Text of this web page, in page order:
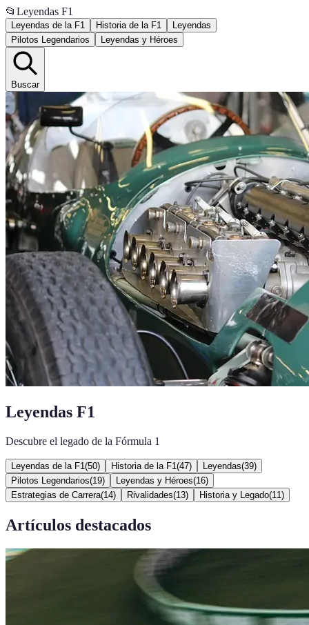
📂 Leyendas F1
Leyendas de la F1 Historia de la F1
Leyendas
Pilotos Legendarios
Leyendas y Héroes
Buscar
Leyendas F1
Descubre el legado de la Fórmula 1
Leyendas de la F1 (50) Historia de la F1 (47) Leyendas(39)
Pilotos Legendarios(19) Leyendas y Héroes(16)
Estrategias de Carrera(14) Rivalidades(13) Historia y Legado(11 )
Artículos destacados